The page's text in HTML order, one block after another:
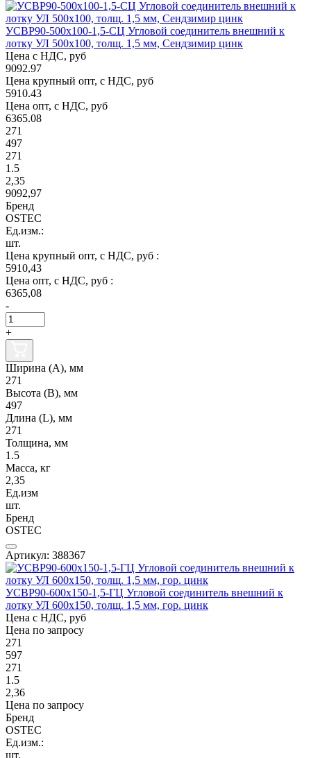
УСВР90-500х100-1,5-СЦ Угловой соединитель внешний к
лотку УЛ 500х100, толщ. 1,5 мм, Сендзимир цинк
Цена с НДС, руб
9092.97
Цена крупный опт, с НДС, руб
5910.43
Цена опт, с НДС, руб
6365.08
271
497
271
1.5
2,35
9092,97
Бренд
OSTEC
Ед.изм.:
шт.
Цена крупный опт, с НДС, руб :
5910,43
Цена опт, с НДС, руб :
6365,08
-
+
Ширина (А), мм
271
Высота (В), мм
497
Длина (L), мм
271
Толщина, мм
1.5
Масса, кг
2,35
Ед.изм
шт.
Бренд
OSTEC
Артикул: 388367
УСВР90-600х150-1,5-ГЦ Угловой соединитель внешний к
лотку УЛ 600х150, толщ. 1,5 мм, гор. цинк
Цена с НДС, руб
Цена по запросу
271
597
271
1.5
2,36
Цена по запросу
Бренд
OSTEC
Ед.изм.:
шт.